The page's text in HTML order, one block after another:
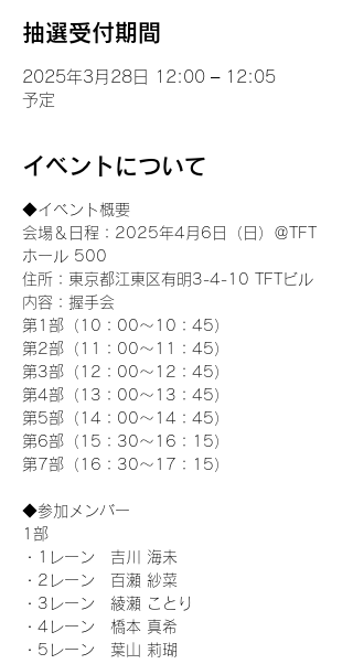
抽選受付期間
2025年3月28日 12:00 – 12:05
予定
イベントについて
◆イベント概要
会場＆日程：2025年4月6日（日）＠TFT
ホール 500
住所：東京都江東区有明3-4-10 TFTビル
内容：握手会
第1部（10：00～10：45）
第2部（11：00～11：45）
第3部（12：00～12：45）
第4部（13：00～13：45）
第5部（14：00～14：45）
第6部（15：30～16：15）
第7部（16：30～17：15）
◆参加メンバー
1部
・1レーン　吉川 海未
・2レーン　百瀬 紗菜
・3レーン　綾瀬 ことり
・4レーン　橋本 真希
・5レーン　葉山 莉瑚